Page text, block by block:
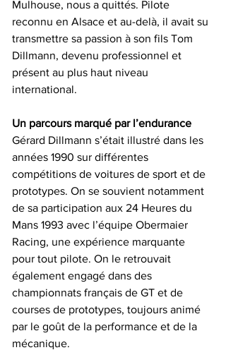
Mulhouse, nous a quittés. Pilote
reconnu en Alsace et au-delà, il avait su
transmettre sa passion à son fils Tom
Dillmann, devenu professionnel et
présent au plus haut niveau
international.
Un parcours marqué par l’endurance
Gérard Dillmann s’était illustré dans les
années 1990 sur différentes
compétitions de voitures de sport et de
prototypes. On se souvient notamment
de sa participation aux 24 Heures du
Mans 1993 avec l’équipe Obermaier
Racing, une expérience marquante
pour tout pilote. On le retrouvait
également engagé dans des
championnats français de GT et de
courses de prototypes, toujours animé
par le goût de la performance et de la
mécanique.